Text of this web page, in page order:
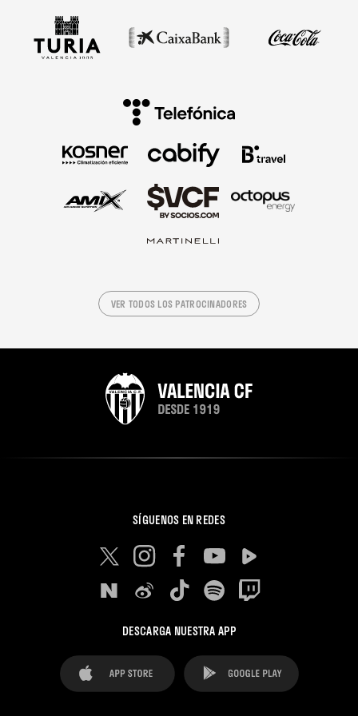
VER TODOS LOS PATROCINADORES
SÍGUENOS EN REDES
DESCARGA NUESTRA APP